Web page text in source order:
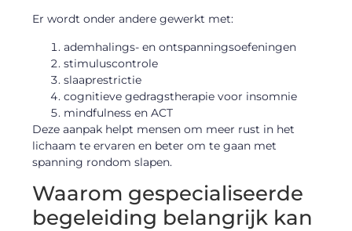
Er wordt onder andere gewerkt met:
ademhalings- en ontspanningsoefeningen
stimuluscontrole
slaaprestrictie
cognitieve gedragstherapie voor insomnie
mindfulness en ACT
Deze aanpak helpt mensen om meer rust in het
lichaam te ervaren en beter om te gaan met
spanning rondom slapen.
Waarom gespecialiseerde
begeleiding belangrijk kan